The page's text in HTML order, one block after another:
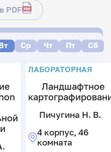
PDF
Ср Чт Пт Сб
ЛАБОРАТОРНАЯ
Ландшафтное
Пичугина Н. В.
4 корпус, 46
комната